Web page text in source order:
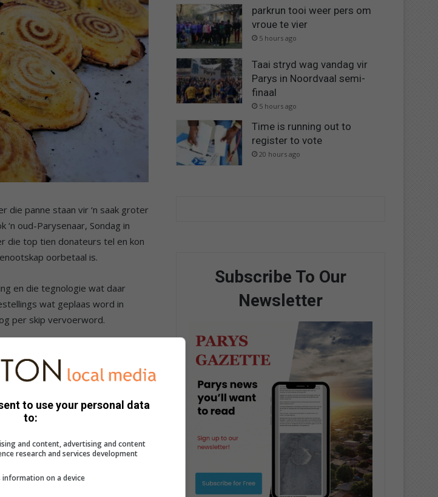
die panne staan vir ‘n saak groter
‘n oud-Parysenaar, Sondag in
die top tien donateurs tel en kon
oorbetaal is.
en die tegnologie wat daar
wat geplaas word in
per skip vervoerword.
parkrun tooi weer pers om
vroue te vier
5 hours ago
Taai stryd wag vandag vir
Parys in Noordvaal semi-
finaal
5 hours ago
Time is running out to
register to vote
20 hours ago
Subscribe To Our
Newsletter
to use your personal data
to:
and content, advertising and content
research and services development
information on a device